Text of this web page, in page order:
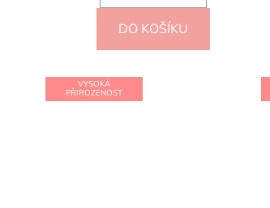
DO KOŠÍKU
VYSOKÁ
PŘIROZENOST